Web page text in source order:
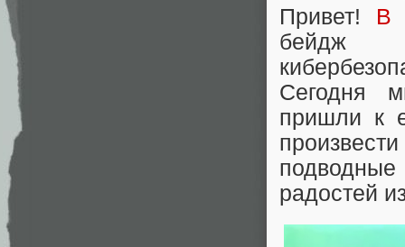
Привет! В
бейдж
Сегодня
пришли к
подводные
радостей